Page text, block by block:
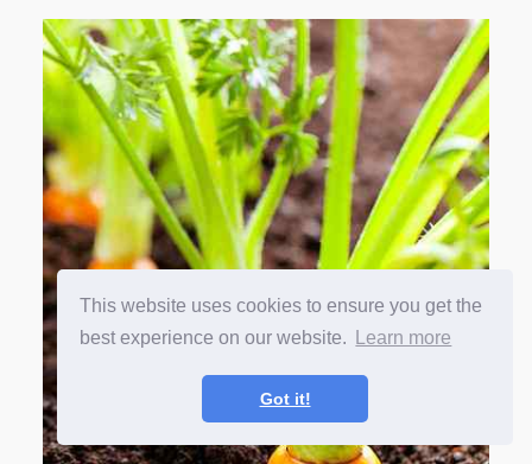
This website uses cookies to ensure you get the
best experience on our website.
Learn more
Got it!